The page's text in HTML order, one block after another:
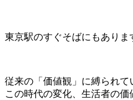
東京駅のすぐそばにもありま
従来の「価値観」に縛られて
この時代の変化、生活者の価